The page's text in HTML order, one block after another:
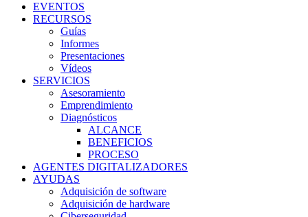
EVENTOS
RECURSOS
Guías
Informes
Presentaciones
Vídeos
SERVICIOS
Asesoramiento
Emprendimiento
Diagnósticos
ALCANCE
BENEFICIOS
PROCESO
AGENTES DIGITALIZADORES
AYUDAS
Adquisición de software
Adquisición de hardware